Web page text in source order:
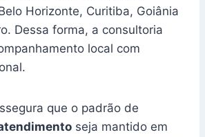
Horizonte, Curitiba, Goiânia
Dessa forma, a consultoria
local com
que o padrão de
seja mantido em